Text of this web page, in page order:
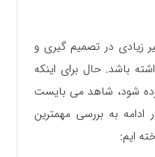
زیادی در تصمیم گیری و
باشد. حال برای اینکه
شود، شاهد می بايست
ادامه به بررسی مهمترین
ایم: